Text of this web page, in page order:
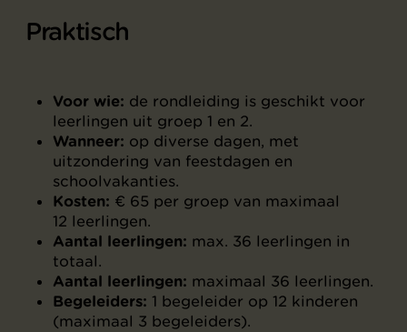
Praktisch
Voor wie: de rondleiding is geschikt voor
leerlingen uit groep 1 en 2.
Wanneer: op diverse dagen, met
uitzondering van feestdagen en
schoolvakanties.
Kosten: € 65 per groep van maximaal
12 leerlingen.
Aantal leerlingen: max. 36 leerlingen in
totaal.
Aantal leerlingen: maximaal 36 leerlingen.
Begeleiders: 1 begeleider op 12 kinderen
(maximaal 3 begeleiders).